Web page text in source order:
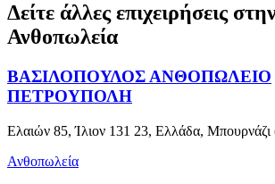
Δείτε άλλες επιχειρήσεις
Ανθοπωλεία
ΒΑΣΙΛΟΠΟΥΛΟΣ ΑΝΘΟΠΩΛΕΙΟ
ΠΕΤΡΟΥΠΟΛΗ
Ελαιών 85, Ίλιον 131 23, Ελλάδα, Μπουρνάζι
Ανθοπωλεία